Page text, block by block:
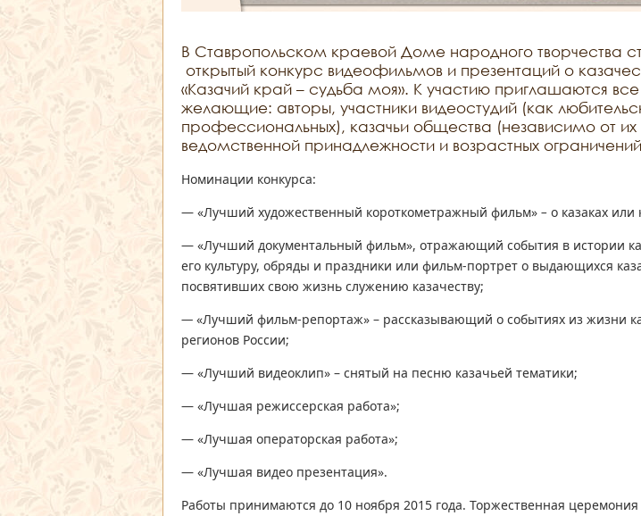
В Ставропольском краевой Доме народного творчества
открытый конкурс видеофильмов и презентаций о
«Казачий край – судьба моя». К участию приглашаются все
желающие: авторы, участники видеостудий (как
профессиональных), казачьи общества (независимо от их
ведомственной принадлежности и возрастных
Номинации конкурса:
— «Лучший художественный короткометражный фильм» – о казаках или
— «Лучший документальный фильм», отражающий события в истории
его культуру, обряды и праздники или фильм-портрет о выдающихся
посвятивших свою жизнь служению казачеству;
— «Лучший фильм-репортаж» – рассказывающий о событиях из жизни
регионов России;
— «Лучший видеоклип» – снятый на песню казачьей тематики;
— «Лучшая режиссерская работа»;
— «Лучшая операторская работа»;
— «Лучшая видео презентация».
Работы принимаются до 10 ноября 2015 года. Торжественная